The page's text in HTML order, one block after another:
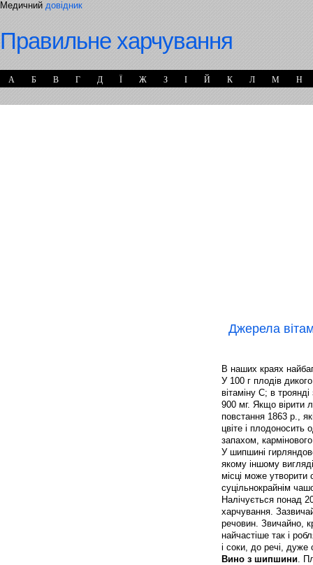
Медичний довідник
Правильне харчування
А Б В Г Д Ї Ж З І Й К Л М Н
Джерела
В наших краях
У 100 г плодів
вітаміну С; в
900 мг. Якщо вірити
повстання 1863 р.,
цвіте і плодоносить
запахом,
У шипшині
якому іншому
місці може
суцільнокрайнім
Налічується понад
харчування.
речовин. Звичайно,
найчастіше так і
і соки, до речі,
Вино з шипшини.